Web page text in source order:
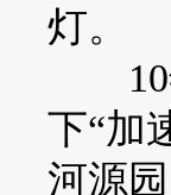
灯。
10年
下“加
河源